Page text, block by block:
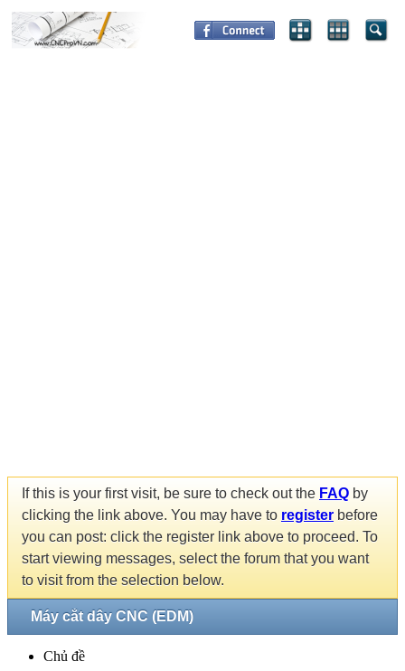
If this is your first visit, be sure to check out the FAQ by
clicking the link above. You may have to register before
you can post: click the register link above to proceed. To
start viewing messages, select the forum that you want
to visit from the selection below.
Máy cắt dây CNC (EDM)
Chủ đề